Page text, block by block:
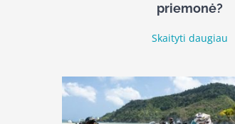
priemonė?
Skaityti daugiau